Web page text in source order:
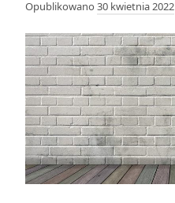
Opublikowano 30 kwietnia 2022